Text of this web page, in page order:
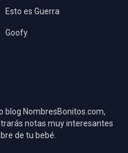
Esto es Guerra
Goofy
Los Vengadores
Mi Villano Favorito
blog NombresBonitos.com,
notas muy interesantes
de tu bebé.